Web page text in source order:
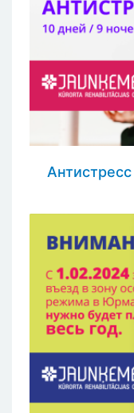
Антистресс